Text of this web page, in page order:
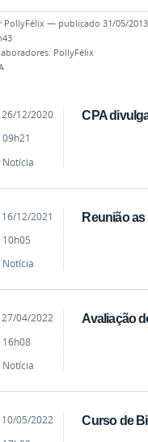
PollyFélix — publicado 31/05/
PollyFélix
CPA
26/12/2020
09h21
Notícia
Reunião
16/12/2021
10h05
Notícia
Avaliação
27/04/2022
16h08
Notícia
Curso de
10/05/2022